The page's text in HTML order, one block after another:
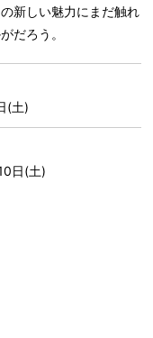
新しい魅力にまだ触れ
だろう。
(土)
日(土)